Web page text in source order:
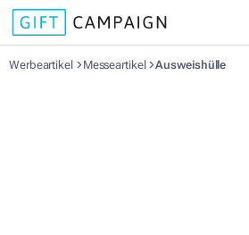
Werbeartikel Messeartikel Ausweishülle